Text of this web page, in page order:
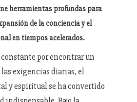
herramientas profundas para
de la conciencia y el
en tiempos acelerados.
constante por encontrar un
exigencias diarias, el
y espiritual se ha convertido